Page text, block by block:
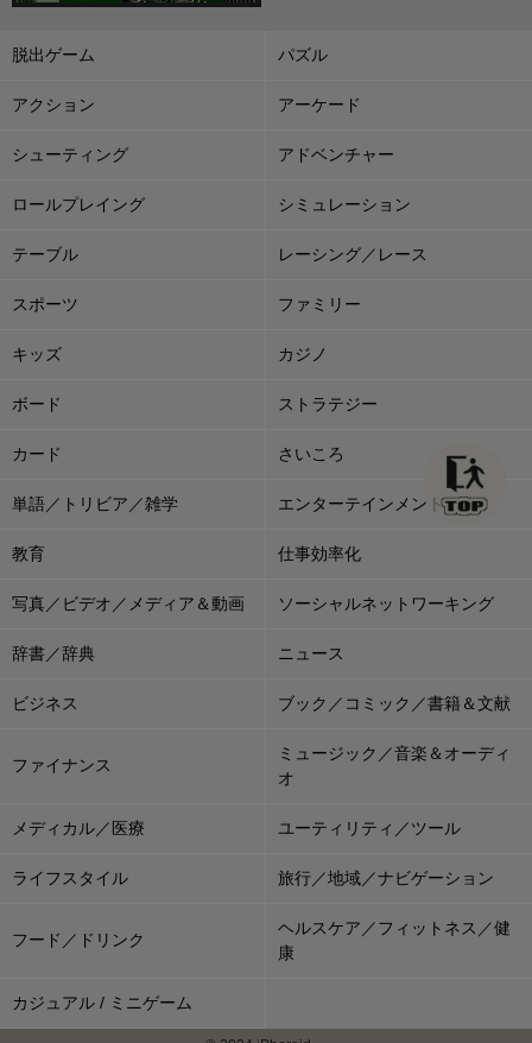
脱出ゲーム パズル
アクション アーケード
シューティング アドベンチャー
ロールプレイング シミュレーション
テーブル レーシング／レース
スポーツ ファミリー
キッズ カジノ
ボード ストラテジー
カード さいころ
単語／トリビア／雑学 エンターテインメント
教育 仕事効率化
写真／ビデオ／メディア＆動画 ソーシャルネットワーキング
辞書／辞典 ニュース
ビジネス ブック／コミック／書籍＆文献
ファイナンス
ミュージック／音楽＆オーディ
オ
メディカル／医療 ユーティリティ／ツール
ライフスタイル 旅行／地域／ナビゲーション
フード／ドリンク
ヘルスケア／フィットネス／健
康
カジュアル / ミニゲーム